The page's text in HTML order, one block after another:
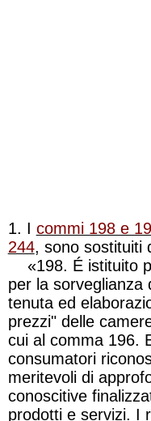
1. I commi 198 e
244, sono sostituiti
«198. É istituito
per la sorveglianza
tenuta ed
prezzi" delle
cui al comma 196.
consumatori
meritevoli di
conoscitive
prodotti e servizi. I